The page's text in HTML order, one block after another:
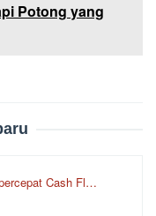
Potong yang
Cash Fl…